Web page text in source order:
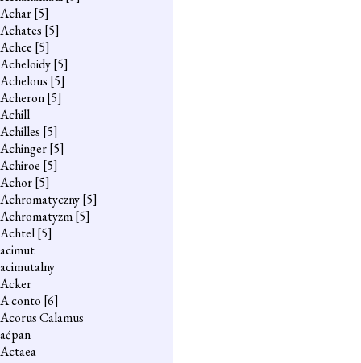
Achar[5]
Achates [5]
Achce [5]
Acheloidy[5]
Achelous [5]
Acheron[5]
Achill
Achilles [5]
Achinger[5]
Achiroe [5]
Achor[5]
Achromatyczny[5]
Achromatyzm[5]
Achtel[5]
acimut
acimutalny
Acker
A conto [6]
Acorus Calamus
aćpan
Actaea